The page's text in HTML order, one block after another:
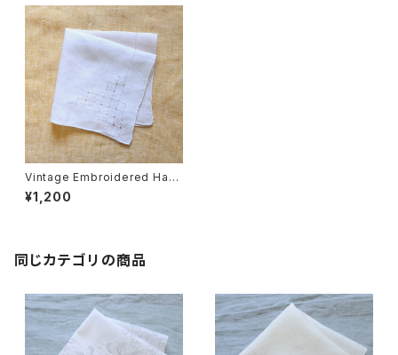
Vintage Embroidered Han
dkerchief 010・ヴィンテージ
¥1,200
同じカテゴリの商品